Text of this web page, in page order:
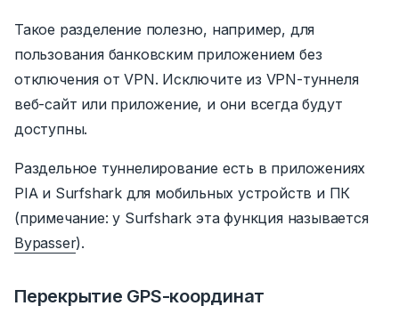
Такое разделение полезно, например, для
пользования банковским приложением без
отключения от VPN. Исключите из VPN-туннеля
веб-сайт или приложение, и они всегда будут
доступны.
Раздельное туннелирование есть в приложениях
PIA и Surfshark для мобильных устройств и ПК
(примечание: у Surfshark эта функция называется
Bypasser).
Перекрытие GPS-координат